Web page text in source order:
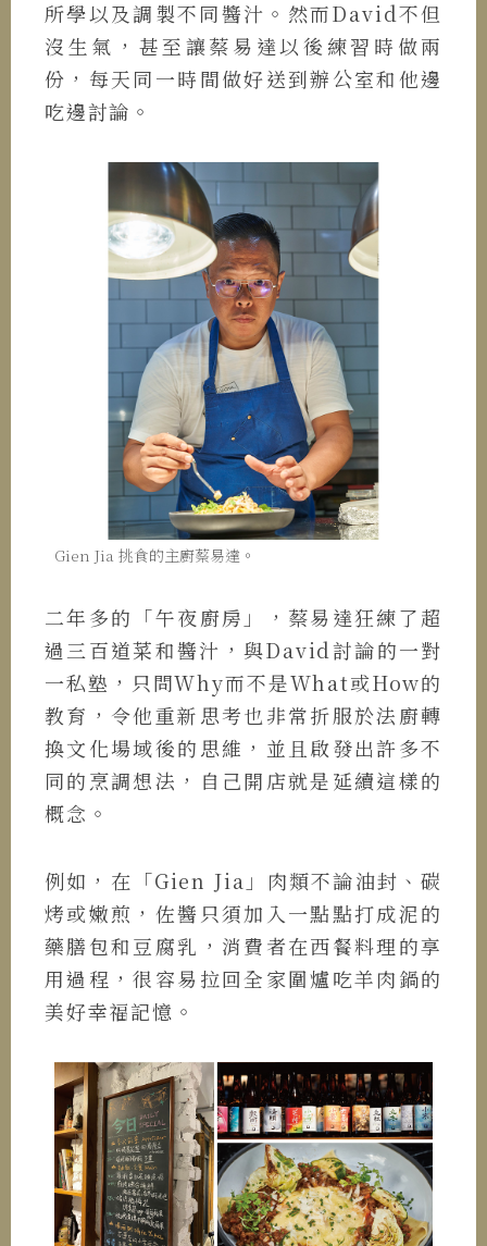
所學以及調製不同醬汁。然而David不但
沒生氣，甚至讓蔡易達以後練習時做兩
份，每天同一時間做好送到辦公室和他邊
吃邊討論。
Gien Jia 挑食的主廚蔡易達。
二年多的「午夜廚房」，蔡易達狂練了超
過三百道菜和醬汁，與David討論的一對
一私塾，只問Why而不是What或How的
教育，令他重新思考也非常折服於法廚轉
換文化場域後的思維，並且啟發出許多不
同的烹調想法，自己開店就是延續這樣的
概念。
例如，在「Gien Jia」肉類不論油封、碳
烤或嫩煎，佐醬只須加入一點點打成泥的
藥膳包和豆腐乳，消費者在西餐料理的享
用過程，很容易拉回全家圍爐吃羊肉鍋的
美好幸福記憶。